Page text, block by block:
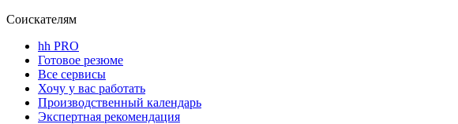
Соискателям
hh PRO
Готовое резюме
Все сервисы
Хочу у вас работать
Производственный календарь
Экспертная рекомендация